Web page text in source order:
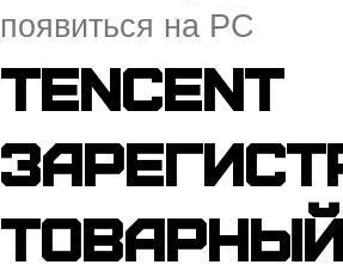
появиться на PC
Tencent